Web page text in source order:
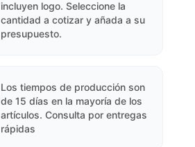
incluyen logo. Seleccione la
cantidad a cotizar y añada a su
presupuesto.
Los tiempos de producción son
de 15 días en la mayoría de los
artículos. Consulta por entregas
rápidas